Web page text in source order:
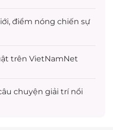
, điểm nóng chiến sự
trên VietNamNet
chuyện giải trínổi